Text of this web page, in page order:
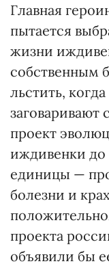
Главная
пытается
жизни
собственным
льстить,
заговаривают
проект
иждивенки до
единицы —
болезни и
проекта
объявили бы